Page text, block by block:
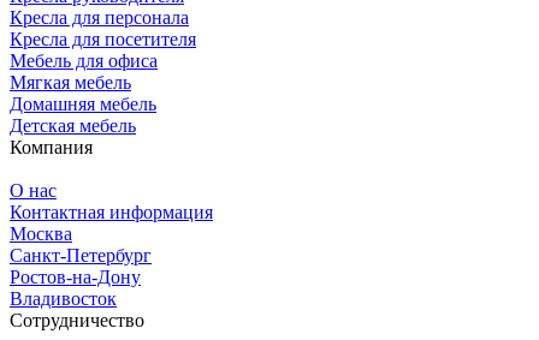
Кресла для персонала
Кресла для посетителя
Мебель для офиса
Мягкая мебель
Домашняя мебель
Детская мебель
Компания
О нас
Контактная информация
Москва
Санкт-Петербург
Ростов-на-Дону
Владивосток
Сотрудничество